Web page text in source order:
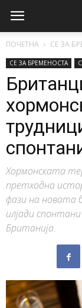
ПОЧЕТНА СЕ ЗА
СЕ ЗА БРЕМЕНОСТА
Хормонската
претходна
фази на новата
илјади
Британија.